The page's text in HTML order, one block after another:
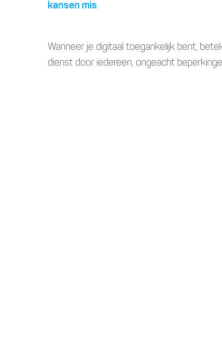
kansen mis.
Wanneer je digitaal toegankelijk bent,
dienst door iedereen, ongeacht